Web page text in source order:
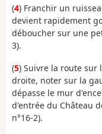
(4) Franchir un
devient rapidement
déboucher sur une
3).
(5) Suivre la route sur
droite, noter sur la
dépasse le mur
d'entrée du Château
n°16-2).